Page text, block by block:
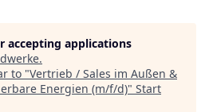
accepting applications
.
to "Vertrieb / Sales im Außen &
Energien (m/f/d)" Start